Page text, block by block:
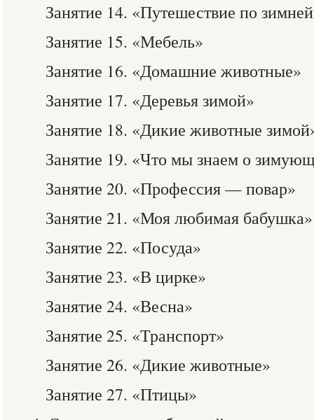
Занятие 14. «Путешествие по
Занятие 15. «Мебель»
Занятие 16. «Домашние животные»
Занятие 17. «Деревья зимой»
Занятие 18. «Дикие животные
Занятие 19. «Что мы знаем о
Занятие 20. «Профессия — повар»
Занятие 21. «Моя любимая бабушка»
Занятие 22. «Посуда»
Занятие 23. «В цирке»
Занятие 24. «Весна»
Занятие 25. «Транспорт»
Занятие 26. «Дикие животные»
Занятие 27. «Птицы»